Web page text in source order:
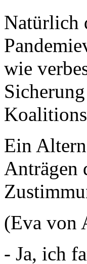
Natürlich
wie
Ein
Anträgen
(Eva von
- Ja, ich